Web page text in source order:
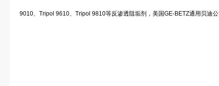
9010、Tripol 9610、Tripol 9810等反渗透阻垢剂，美国GE-BETZ通用贝迪